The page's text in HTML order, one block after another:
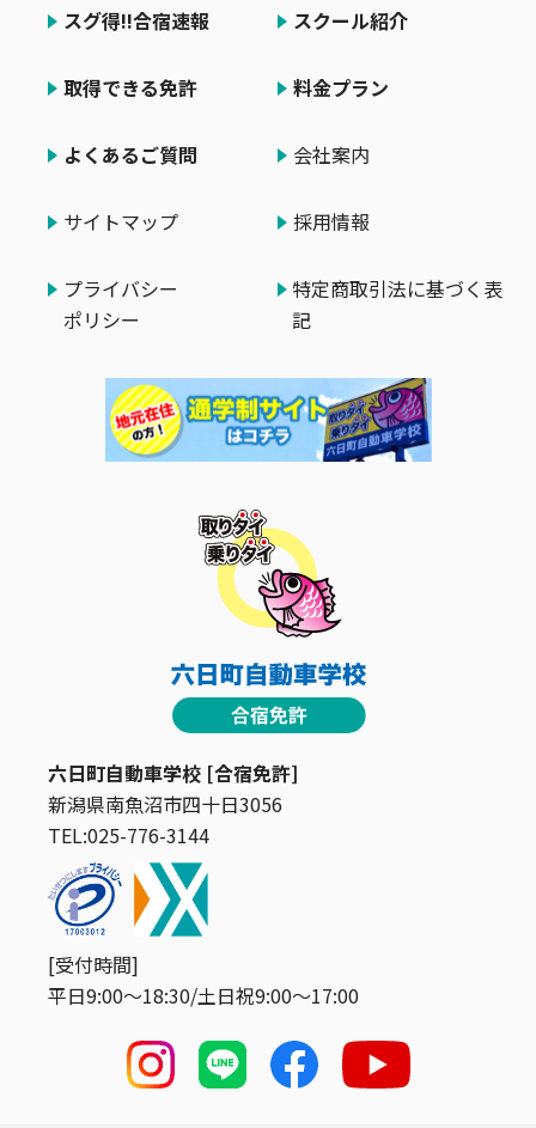
六日町自動車学校 [合宿免許]
新潟県南魚沼市四十日3056
TEL:025-776-3144
[受付時間]
平日9:00〜18:30/土日祝9:00〜17:00
スグ得!!合宿速報 スクール紹介
取得できる免許 料金プラン
よくあるご質問 会社案内
サイトマップ 採用情報
プライバシー
ポリシー
特定商取引法に基づく表
記